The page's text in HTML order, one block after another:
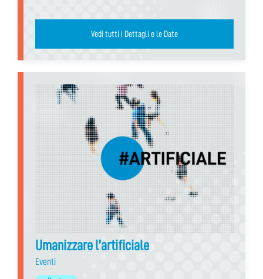
Vedi tutti i Dettagli e le Date
Umanizzare l’artificiale
Eventi